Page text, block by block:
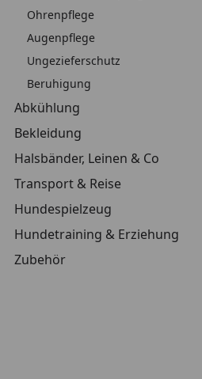
Ohrenpflege
Augenpflege
Ungezieferschutz
Beruhigung
Abkühlung
Bekleidung
Halsbänder, Leinen & Co
Transport & Reise
Hundespielzeug
Hundetraining & Erziehung
Zubehör